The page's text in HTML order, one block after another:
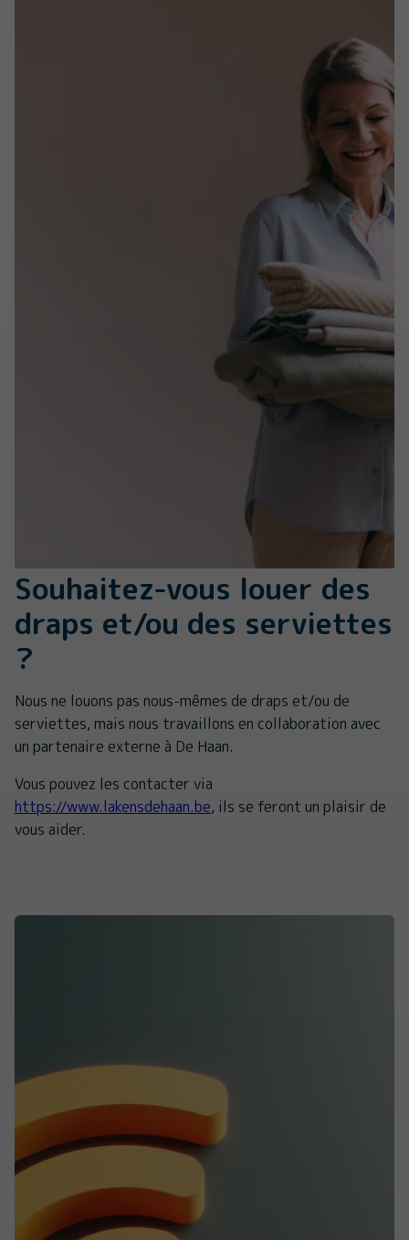
Souhaitez-vous louer des
draps et/ou des serviettes
?
Nous ne louons pas nous-mêmes de draps et/ou de
serviettes, mais nous travaillons en collaboration avec
un partenaire externe à De Haan.
Vous pouvez les contacter via
https://www.lakensdehaan.be, ils se feront un plaisir de
vous aider.